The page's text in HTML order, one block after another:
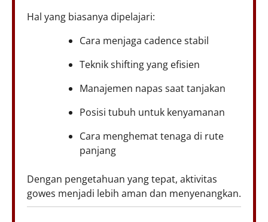
Hal yang biasanya dipelajari:
Cara menjaga cadence stabil
Teknik shifting yang efisien
Manajemen napas saat tanjakan
Posisi tubuh untuk kenyamanan
Cara menghemat tenaga di rute
panjang
Dengan pengetahuan yang tepat, aktivitas
gowes menjadi lebih aman dan menyenangkan.